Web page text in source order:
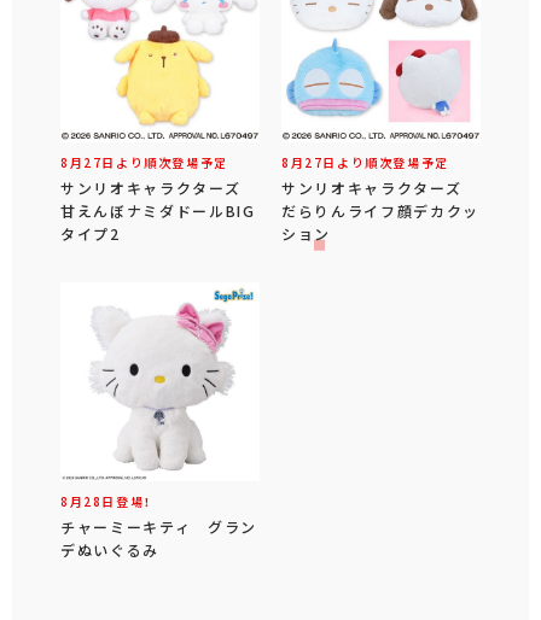
8月27日より順次登場予定
サンリオキャラクターズ
甘えんぼナミダドールBIG
タイプ2
8月27日より順次登場予定
サンリオキャラクターズ
だらりんライフ顔デカクッ
ション
8月28日登場！
チャーミーキティ グラン
デぬいぐるみ